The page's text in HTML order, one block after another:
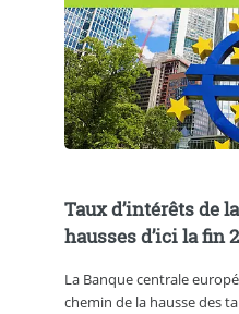
Taux d’intérêts de
hausses d’ici la fin
La Banque centrale
chemin de la hausse des